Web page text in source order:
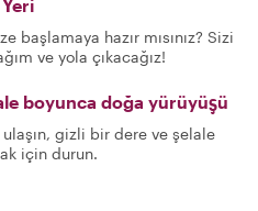
başlamaya hazır mısınız? Sizi
ve yola çıkacağız!
boyunca doğa yürüyüşü
ulaşın, gizli bir dere ve şelale
için durun.